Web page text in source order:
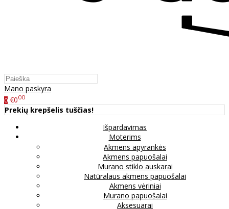
Mano paskyra
0 €000
Prekių krepšelis tuščias!
Išpardavimas
Moterims
Akmens apyrankės
Akmens papuošalai
Murano stiklo auskarai
Natūralaus akmens papuošalai
Akmens vėriniai
Murano papuošalai
Aksesuarai